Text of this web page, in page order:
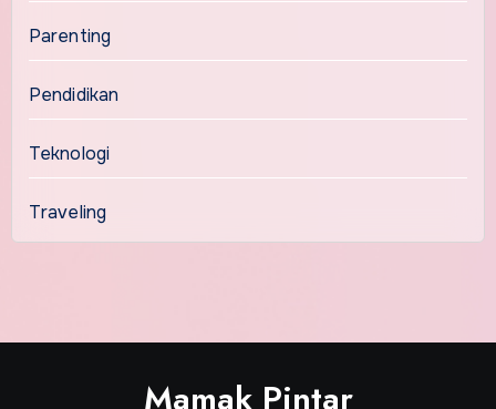
Parenting
Pendidikan
Teknologi
Traveling
Mamak Pintar